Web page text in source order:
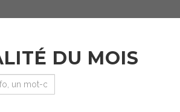
DU MOIS